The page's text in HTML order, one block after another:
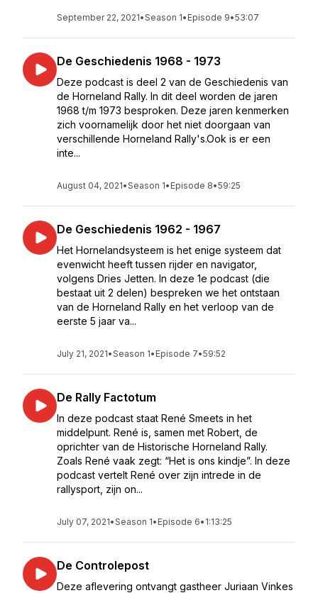
September 22, 2021•Season 1• Episode 9•53:07
De Geschiedenis 1968 - 1973
Deze podcast is deel 2 van de Geschiedenis van
de Horneland Rally. In dit deel worden de jaren
1968 t/m 1973 besproken. Deze jaren kenmerken
zich voornamelijk door het niet doorgaan van
verschillende Horneland Rally's.Ook is er een
inte...
August 04, 2021•Season 1• Episode 8•59:25
De Geschiedenis 1962 - 1967
Het Hornelandsysteem is het enige systeem dat
evenwicht heeft tussen rijder en navigator,
volgens Dries Jetten. In deze 1e podcast (die
bestaat uit 2 delen) bespreken we het ontstaan
van de Horneland Rally en het verloop van de
eerste 5 jaar va...
July 21, 2021•Season 1• Episode 7•59:52
De Rally Factotum
In deze podcast staat René Smeets in het
middelpunt. René is, samen met Robert, de
oprichter van de Historische Horneland Rally.
Zoals René vaak zegt: “Het is ons kindje”. In deze
podcast vertelt René over zijn intrede in de
rallysport, zijn on...
July 07, 2021•Season 1• Episode 6• 1:13:25
De Controlepost
Deze aflevering ontvangt gastheer Juriaan Vinkes